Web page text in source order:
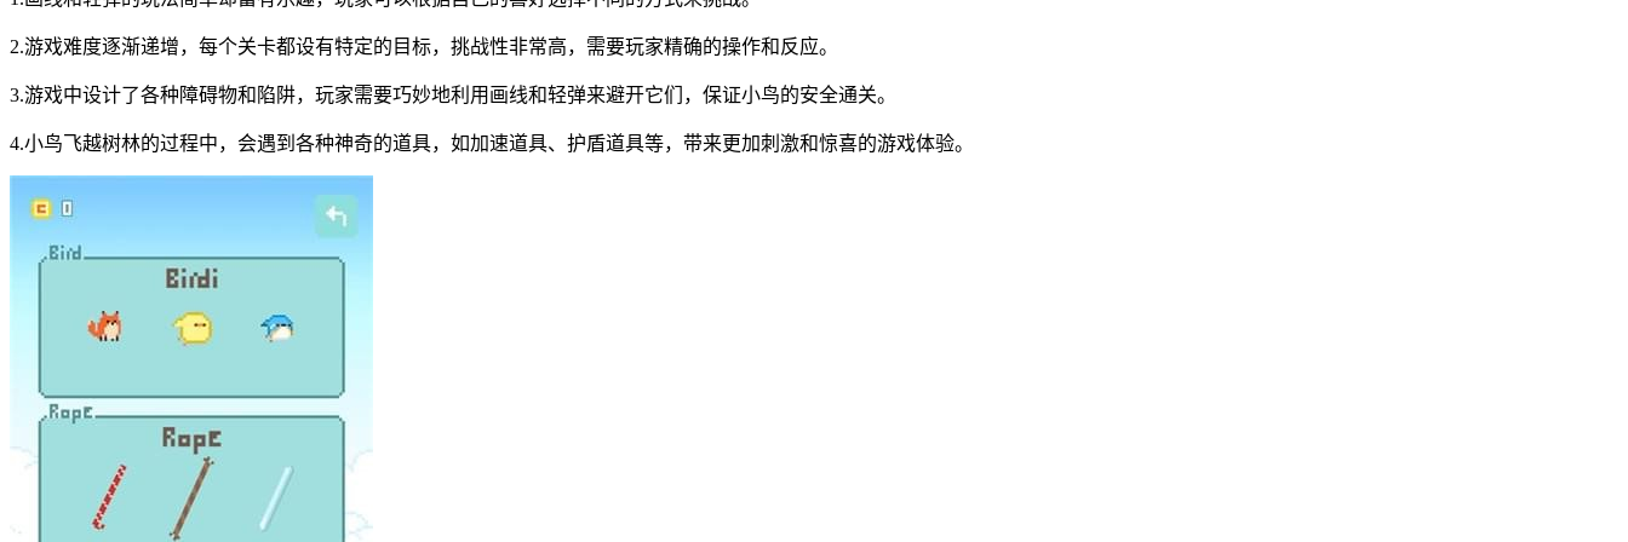
2.游戏难度逐渐递增，每个关卡都设有特定的目标，挑战性非常高，需要玩家精确的操作和反应。
3.游戏中设计了各种障碍物和陷阱，玩家需要巧妙地利用画线和轻弹来避开它们，保证小鸟的安全通关。
4.小鸟飞越树林的过程中，会遇到各种神奇的道具，如加速道具、护盾道具等，带来更加刺激和惊喜的游戏体验。